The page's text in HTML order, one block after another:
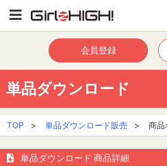
会員登録
単品ダウンロード
TOP > 単品ダウンロード販売 > 商品
単品ダウンロード 商品詳細